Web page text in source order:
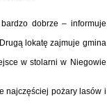
dobrze – informuje
lokatę zajmuje gmina
w stolarni w Niegowie
najczęściej pożary lasów i